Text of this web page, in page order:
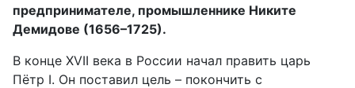
предпринимателе, промышленнике Никите
Демидове (1656–1725).
В конце XVII века в России начал править царь
Пётр I. Он поставил цель – покончить с